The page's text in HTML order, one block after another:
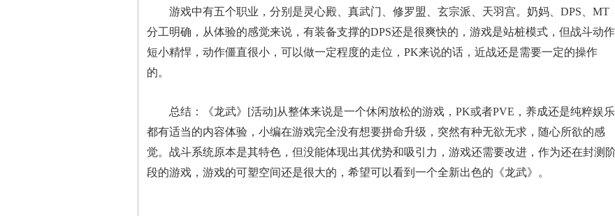
游戏中有五个职业，分别是灵心殿、真武门、修罗盟、玄宗派、天羽宫。奶妈、DPS、MT
分工明确，从体验的感觉来说，有装备支撑的DPS还是很爽快的，游戏是站桩模式，但战斗动作
短小精悍，动作僵直很小，可以做一定程度的走位，PK来说的话，近战还是需要一定的操作
的。
总结：《龙武》[活动]从整体来说是一个休闲放松的游戏，PK或者PVE，养成还是纯粹娱乐
都有适当的内容体验，小编在游戏完全没有想要拼命升级，突然有种无欲无求，随心所欲的感
觉。战斗系统原本是其特色，但没能体现出其优势和吸引力，游戏还需要改进，作为还在封测阶
段的游戏，游戏的可塑空间还是很大的，希望可以看到一个全新出色的《龙武》。